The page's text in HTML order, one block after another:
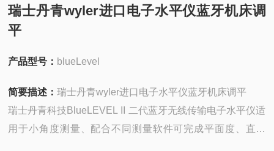
瑞士丹青wyler进口电子水平仪蓝牙机床调
平
产品型号： blueLevel
简要描述：瑞士丹青wyler进口电子水平仪蓝牙机床调平
瑞士丹青科技BlueLEVEL II 二代蓝牙无线传输电子水平仪适
用于小角度测量、配合不同测量软件可完成平面度、直线